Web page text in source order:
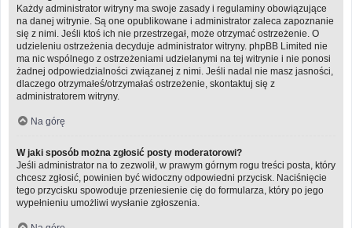
Każdy administrator witryny ma swoje zasady i regulaminy obowiązujące
na danej witrynie. Są one opublikowane i administrator zaleca zapoznanie
się z nimi. Jeśli ktoś ich nie przestrzegał, może otrzymać ostrzeżenie. O
udzieleniu ostrzeżenia decyduje administrator witryny. phpBB Limited nie
ma nic wspólnego z ostrzeżeniami udzielanymi na tej witrynie i nie ponosi
żadnej odpowiedzialności związanej z nimi. Jeśli nadal nie masz jasności,
dlaczego otrzymałeś/otrzymałaś ostrzeżenie, skontaktuj się z
administratorem witryny.
Na górę
W jaki sposób można zgłosić posty moderatorowi?
Jeśli administrator na to zezwolił, w prawym górnym rogu treści posta, który
chcesz zgłosić, powinien być widoczny odpowiedni przycisk. Naciśnięcie
tego przycisku spowoduje przeniesienie cię do formularza, który po jego
wypełnieniu umożliwi wysłanie zgłoszenia.